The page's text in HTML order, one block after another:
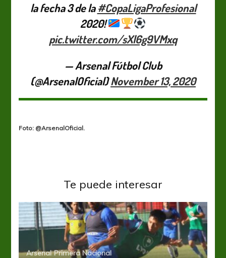
la fecha 3 de la#CopaLigaProfesional
2020!
pic.twitter.com/sXl6g9VMxq
— Arsenal Fútbol Club
(@ArsenalOficial)November 13, 2020
Foto: @ArsenalOficial.
Te puede interesar
Arsenal Primera Nacional